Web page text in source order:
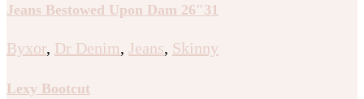
Jeans Bestowed Upon Dam 26″31
Byxor, Dr Denim, Jeans, Skinny
Lexy Bootcut